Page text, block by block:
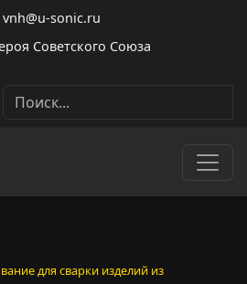
vnh@u-sonic.ru
Советского Союза
для сварки изделий из